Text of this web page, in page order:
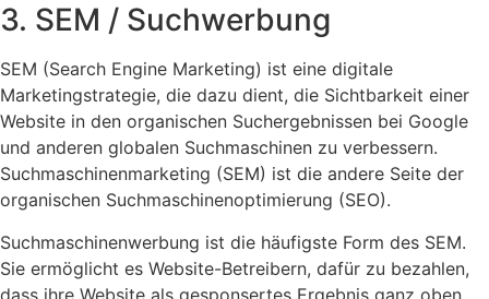
3. SEM / Suchwerbung
SEM (Search Engine Marketing) ist eine digitale
Marketingstrategie, die dazu dient, die Sichtbarkeit einer
Website in den organischen Suchergebnissen bei Google
und anderen globalen Suchmaschinen zu verbessern.
Suchmaschinenmarketing (SEM) ist die andere Seite der
organischen Suchmaschinenoptimierung (SEO).
Suchmaschinenwerbung ist die häufigste Form des SEM.
Sie ermöglicht es Website-Betreibern, dafür zu bezahlen,
dass ihre Website als gesponsertes Ergebnis ganz oben